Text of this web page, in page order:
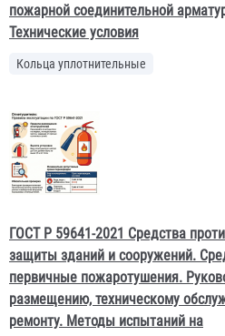
пожарной соединительной
Технические условия
Кольца уплотнительные
ГОСТ Р 59641-2021 Средства
защиты зданий и сооружений.
первичные пожаротушения.
размещению, техническому
ремонту. Методы испытаний на